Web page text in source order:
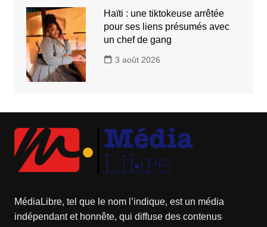
Haïti : une tiktokeuse arrêtée
pour ses liens présumés avec
un chef de gang
3 août 2026
MédiaLibre, tel que le nom l’indique, est un média
indépendant et honnête, qui diffuse des contenus